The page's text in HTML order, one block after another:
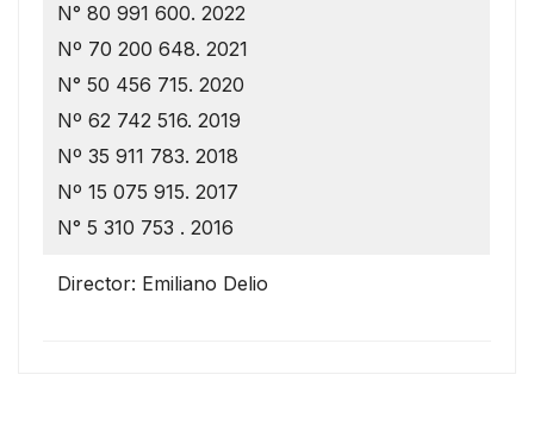
N° 80 991 600. 2022
Nº 70 200 648. 2021
N° 50 456 715. 2020
Nº 62 742 516. 2019
Nº 35 911 783. 2018
Nº 15 075 915. 2017
N° 5 310 753 . 2016
Director: Emiliano Delio